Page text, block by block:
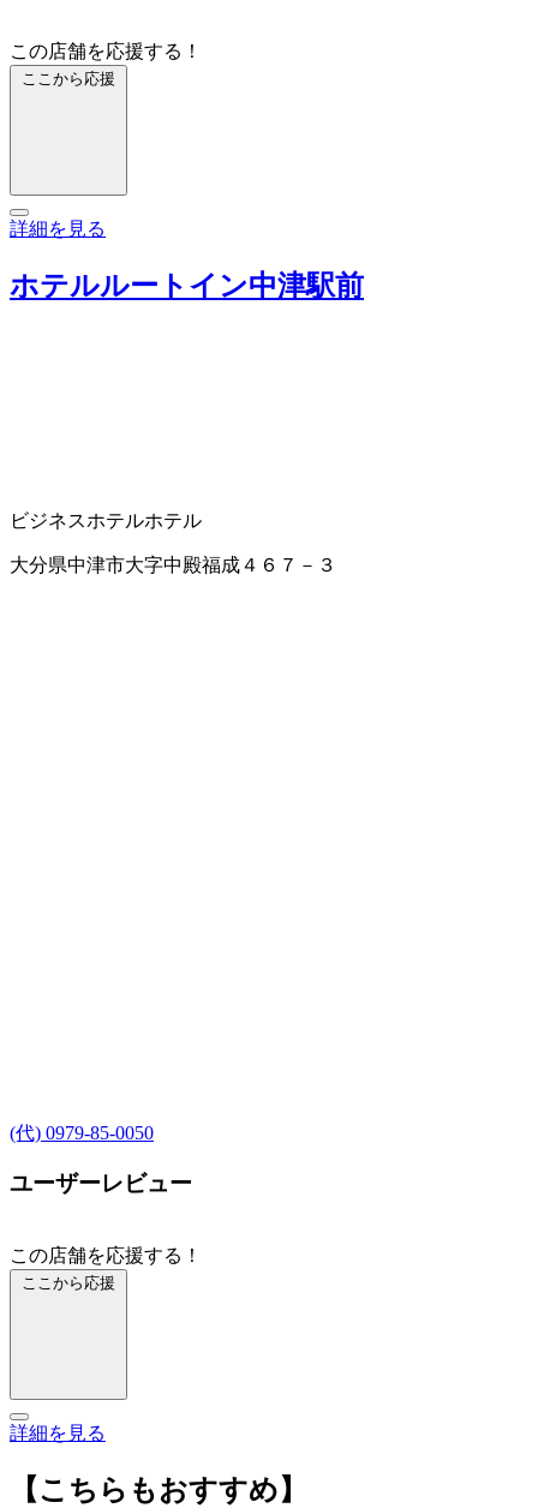
この店舗を応援する！
ここから応援
詳細を見る
ホテルルートイン中津駅前
ビジネスホテルホテル
大分県中津市大字中殿福成４６７－３
(代) 0979-85-0050
ユーザーレビュー
この店舗を応援する！
ここから応援
詳細を見る
【こちらもおすすめ】